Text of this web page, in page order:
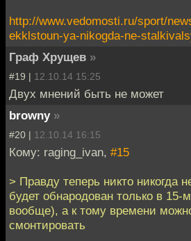
http://www.vedomosti.ru/sport/
ekklstoun-ya-nikogda-ne-
Граф Хрущев »
#19 | 12.10.14 15:25
Двух мнений быть не может
browny »
#20 | 12.10.14 16:15
Кому: raging_ivan, #15
> Правду теперь никто никогда
будет обнародован только в 15-
вообще), а к тому времени
смонтировать